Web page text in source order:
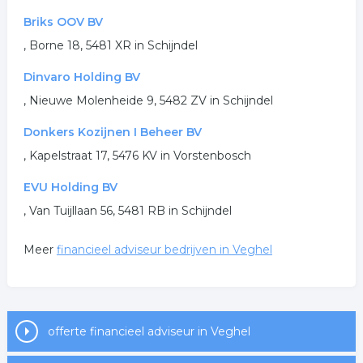
Briks OOV BV
, Borne 18, 5481 XR in Schijndel
Dinvaro Holding BV
, Nieuwe Molenheide 9, 5482 ZV in Schijndel
Donkers Kozijnen I Beheer BV
, Kapelstraat 17, 5476 KV in Vorstenbosch
EVU Holding BV
, Van Tuijllaan 56, 5481 RB in Schijndel
Meer financieel adviseur bedrijven in Veghel
offerte financieel adviseur in Veghel